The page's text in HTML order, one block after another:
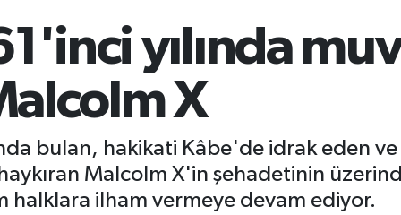
yılında
X
bulan, hakikati Kâbe'de idrak eden ve
Malcolm X'in şehadetinin
halklara ilham vermeye devam ediyor.